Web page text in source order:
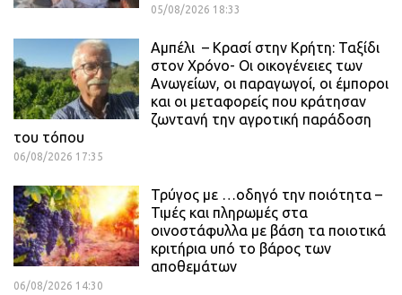
05/08/2026 18:33
Αμπέλι – Κρασί στην Κρήτη: Ταξίδι
στον Χρόνο- Οι οικογένειες των
Ανωγείων, οι παραγωγοί, οι έμποροι
και οι μεταφορείς που κράτησαν
ζωντανή την αγροτική παράδοση
του τόπου
06/08/2026 17:35
Τρύγος με …οδηγό την ποιότητα –
Τιμές και πληρωμές στα
οινοστάφυλλα με βάση τα ποιοτικά
κριτήρια υπό το βάρος των
αποθεμάτων
06/08/2026 14:30